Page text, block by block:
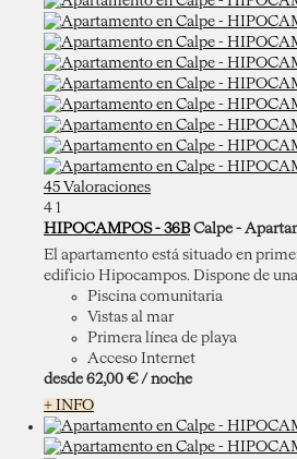
45 Valoraciones
4 1
HIPOCAMPOS - 36B Calpe -
El apartamento está situado en
edificio Hipocampos. Dispone de
Piscina comunitaria
Vistas al mar
Primera línea de playa
Acceso Internet
desde 62,00 € / noche
+ INFO